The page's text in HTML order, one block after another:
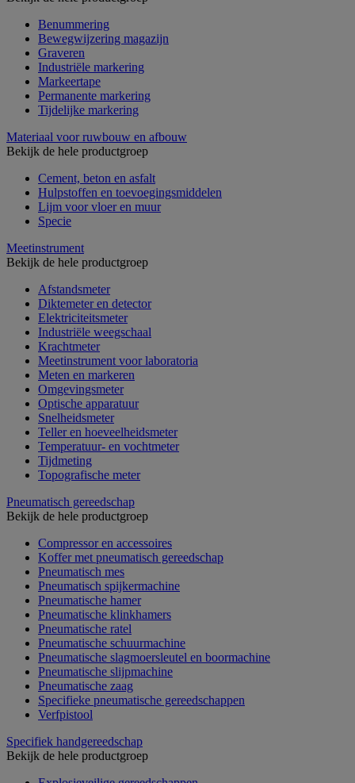
Benummering
Bewegwijzering magazijn
Graveren
Industriële markering
Markeertape
Permanente markering
Tijdelijke markering
Materiaal voor ruwbouw en afbouw
Bekijk de hele productgroep
Cement, beton en asfalt
Hulpstoffen en toevoegingsmiddelen
Lijm voor vloer en muur
Specie
Meetinstrument
Bekijk de hele productgroep
Afstandsmeter
Diktemeter en detector
Elektriciteitsmeter
Industriële weegschaal
Krachtmeter
Meetinstrument voor laboratoria
Meten en markeren
Omgevingsmeter
Optische apparatuur
Snelheidsmeter
Teller en hoeveelheidsmeter
Temperatuur- en vochtmeter
Tijdmeting
Topografische meter
Pneumatisch gereedschap
Bekijk de hele productgroep
Compressor en accessoires
Koffer met pneumatisch gereedschap
Pneumatisch mes
Pneumatisch spijkermachine
Pneumatische hamer
Pneumatische klinkhamers
Pneumatische ratel
Pneumatische schuurmachine
Pneumatische slagmoersleutel en boormachine
Pneumatische slijpmachine
Pneumatische zaag
Specifieke pneumatische gereedschappen
Verfpistool
Specifiek handgereedschap
Bekijk de hele productgroep